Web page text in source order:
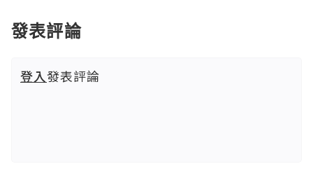
發表評論
登入發表評論